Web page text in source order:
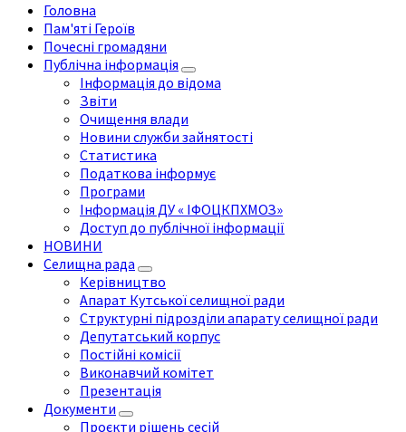
Головна
Пам'яті Героїв
Почесні громадяни
Публічна інформація
Інформація до відома
Звіти
Очищення влади
Новини служби зайнятості
Статистика
Податкова інформує
Програми
Інформація ДУ « ІФОЦКПХМОЗ»
Доступ до публічної інформації
НОВИНИ
Селищна рада
Керівництво
Апарат Кутської селищної ради
Структурні підрозділи апарату селищної ради
Депутатський корпус
Постійні комісії
Виконавчий комітет
Презентація
Документи
Проєкти рішень сесій